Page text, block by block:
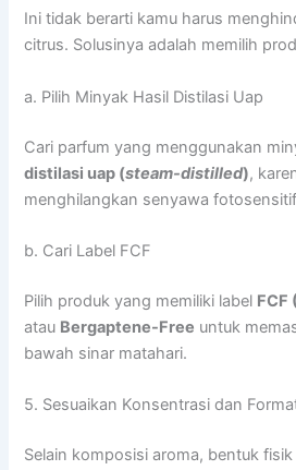
Ini tidak berarti kamu harus
citrus. Solusinya adalah memilih
a. Pilih Minyak Hasil Distilasi Uap
Cari parfum yang menggunakan
distilasi uap (steam-distilled),
menghilangkan senyawa
b. Cari Label FCF
Pilih produk yang memiliki label FCF
atau Bergaptene-Free untuk
bawah sinar matahari.
5. Sesuaikan Konsentrasi dan
Selain komposisi aroma, bentuk